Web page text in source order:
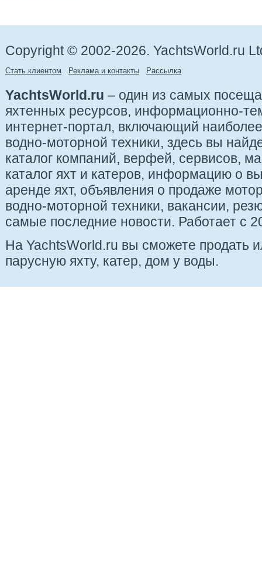
Copyright © 2002-2026. YachtsWorld.ru
Стать клиентом Реклама и контакты Рассылка
YachtsWorld.ru – один из самых
яхтенных ресурсов, информационно-
интернет-портал, включающий
водно-моторной техники, здесь вы
каталог компаний, верфей, сервисов,
каталог яхт и катеров, информацию о
аренде яхт, объявления о продаже
водно-моторной техники, вакансии,
самые последние новости. Работает с
На YachtsWorld.ru вы сможете продать
парусную яхту, катер, дом у воды.